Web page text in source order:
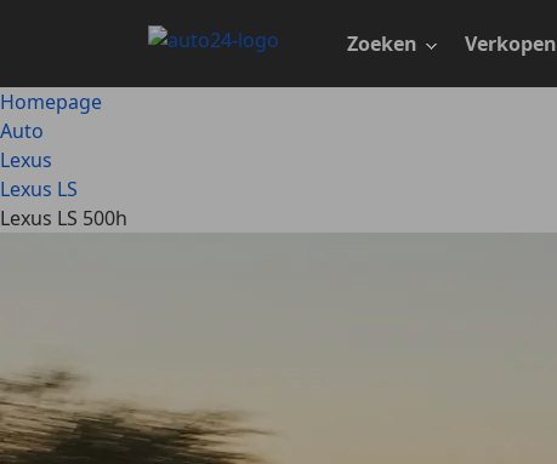
Zoeken Verkopen
Homepage
Auto
Lexus
Lexus LS
Lexus LS 500h